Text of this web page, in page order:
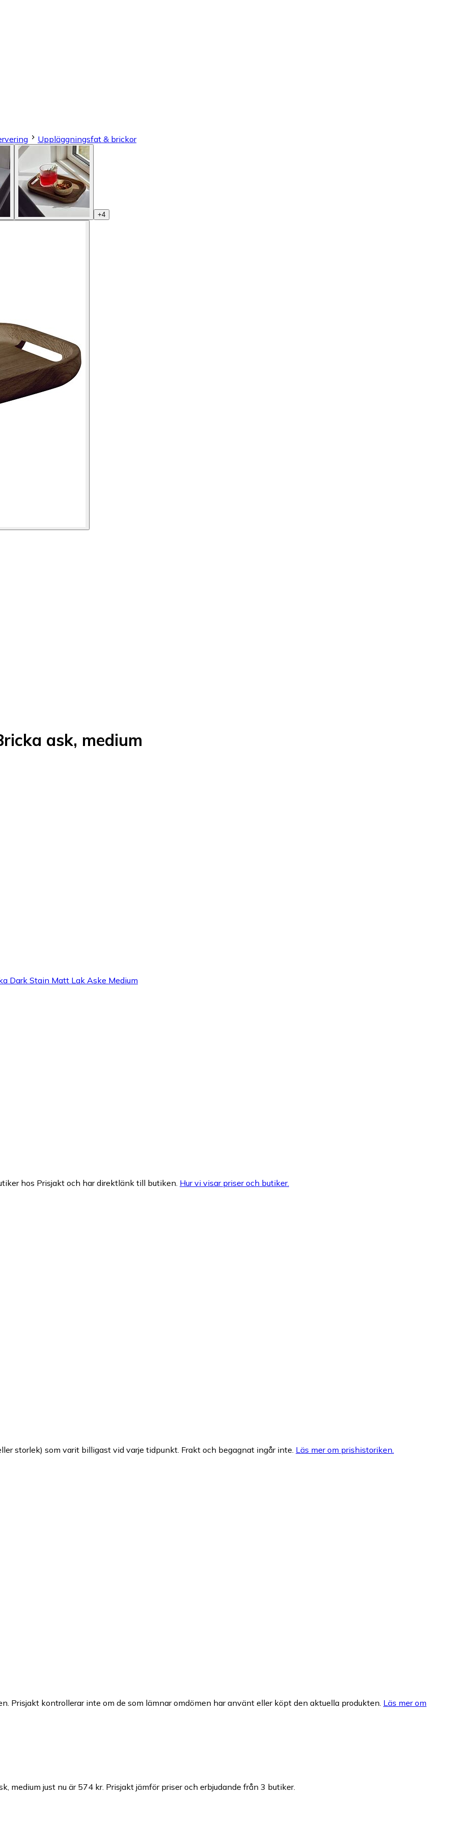
Uppläggningsfat & brickor
+4
ask, medium
Dark Stain Matt Lak Aske Medium
hos Prisjakt och har direktlänk till butiken. Hur vi visar priser och butiker.
storlek) som varit billigast vid varje tidpunkt. Frakt och begagnat ingår inte. Läs mer om prishistoriken.
Prisjakt kontrollerar inte om de som lämnar omdömen har använt eller köpt den aktuella produkten. Läs mer om
medium just nu är 574 kr. Prisjakt jämför priser och erbjudande från 3 butiker.